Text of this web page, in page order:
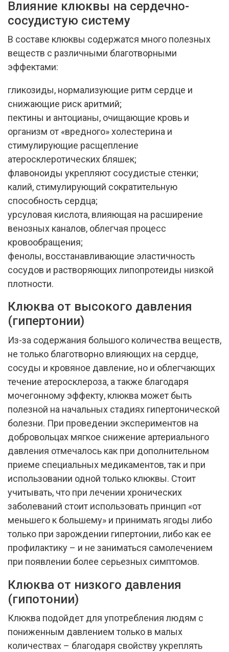
Влияние клюквы на сердечно-
сосудистую систему
В составе клюквы содержатся много полезных
веществ с различными благотворными
эффектами:
гликозиды, нормализующие ритм сердце и
снижающие риск аритмий;
пектины и антоцианы, очищающие кровь и
организм от «вредного» холестерина и
стимулирующие расщепление
атеросклеротических бляшек;
флавоноиды укрепляют сосудистые стенки;
калий, стимулирующий сократительную
способность сердца;
урсуловая кислота, влияющая на расширение
венозных каналов, облегчая процесс
кровообращения;
фенолы, восстанавливающие эластичность
сосудов и растворяющих липопротеиды низкой
плотности.
Клюква от высокого давления
(гипертонии)
Из-за содержания большого количества веществ,
не только благотворно влияющих на сердце,
сосуды и кровяное давление, но и облегчающих
течение атеросклероза, а также благодаря
мочегонному эффекту, клюква может быть
полезной на начальных стадиях гипертонической
болезни. При проведении экспериментов на
добровольцах мягкое снижение артериального
давления отмечалось как при дополнительном
приеме специальных медикаментов, так и при
использовании одной только клюквы. Стоит
учитывать, что при лечении хронических
заболеваний стоит использовать принцип «от
меньшего к большему» и принимать ягоды либо
только при зарождении гипертонии, либо как ее
профилактику – и не заниматься самолечением
при появлении более серьезных симптомов.
Клюква от низкого давления
(гипотонии)
Клюква подойдет для употребления людям с
пониженным давлением только в малых
количествах – благодаря свойству укреплять